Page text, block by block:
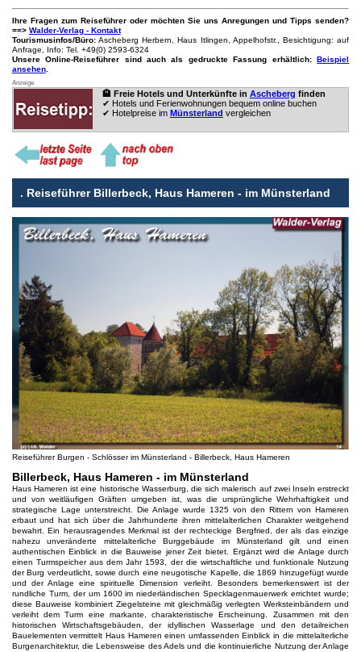
Ihre Fragen zum Reiseführer oder möchten Sie uns Anregungen und Tipps senden?
==> Walder-Verlag - Kontakt
Tourismusinfos/Büro:Ascheberg Herbern, Haus Itlingen, Appelhofstr., Besichtigung: auf
Anfrage, Info: Tel. +49(0) 2593-6324
Unsere Online-Reiseführer sind auch als gedruckte Fassung erhältlich:Beispiel
ansehen.
Anzeige
🏨 Freie Hotels und Unterkünfte in Ascheberg finden
✔ Hotels und Ferienwohnungen bequem online buchen
✔ Hotelpreise im Münsterland vergleichen
. Reiseführer Billerbeck, Haus Hameren - im Münsterland
Reiseführer Burgen - Schlösser im Münsterland - Billerbeck, Haus Hameren
Billerbeck, Haus Hameren - im Münsterland
Haus Hameren ist eine historische Wasserburg, die sich malerisch auf zwei Inseln erstreckt
und von weitläufigen Gräften umgeben ist, was die ursprüngliche Wehrhaftigkeit und
strategische Lage unterstreicht. Die Anlage wurde 1325 von den Rittern von Hameren
erbaut und hat sich über die Jahrhunderte ihren mittelalterlichen Charakter weitgehend
bewahrt. Ein herausragendes Merkmal ist der rechteckige Bergfried, der als das einzige
nahezu unveränderte mittelalterliche Burggebäude im Münsterland gilt und einen
authentischen Einblick in die Bauweise jener Zeit bietet. Ergänzt wird die Anlage durch
einen Turmspeicher aus dem Jahr 1593, der die wirtschaftliche und funktionale Nutzung
der Burg verdeutlicht, sowie durch eine neugotische Kapelle, die 1869 hinzugefügt wurde
und der Anlage eine spirituelle Dimension verleiht. Besonders bemerkenswert ist der
rundliche Turm, der um 1600 im niederländischen Specklagenmauerwerk errichtet wurde;
diese Bauweise kombiniert Ziegelsteine mit gleichmäßig verlegten Werksteinbändern und
verleiht dem Turm eine markante, charakteristische Erscheinung. Zusammen mit den
historischen Wirtschaftsgebäuden, der idyllischen Wasserlage und den detailreichen
Bauelementen vermittelt Haus Hameren einen umfassenden Einblick in die mittelalterliche
Burgenarchitektur, die Lebensweise des Adels und die kontinuierliche Nutzung der Anlage